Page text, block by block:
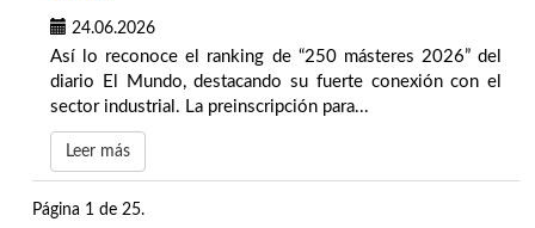
24.06.2026
Así lo reconoce el ranking de “250 másteres 2026” del
diario El Mundo, destacando su fuerte conexión con el
sector industrial. La preinscripción para...
Leer más
Página 1 de 25.